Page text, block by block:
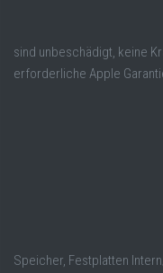
sind unbeschädigt, keine
erforderliche Apple
Speicher, Festplatten